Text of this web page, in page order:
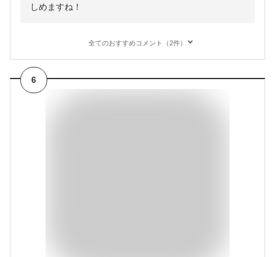
しめますね！
全てのおすすめコメント（2件）
6